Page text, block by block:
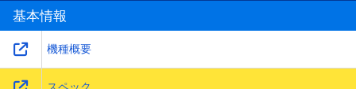
基本情報
機種概要